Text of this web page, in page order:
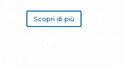
Scopri di più